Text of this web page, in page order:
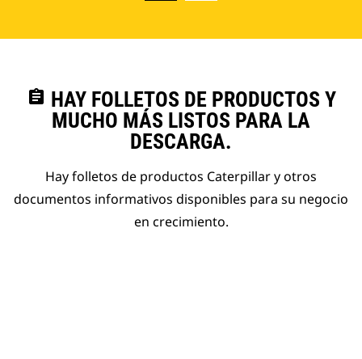
assignment HAY FOLLETOS DE PRODUCTOS Y
MUCHO MÁS LISTOS PARA LA
DESCARGA.
Hay folletos de productos Caterpillar y otros
documentos informativos disponibles para su negocio
en crecimiento.